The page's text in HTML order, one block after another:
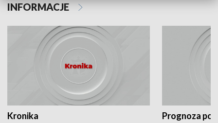
INFORMACJE
Kronika Prognoza